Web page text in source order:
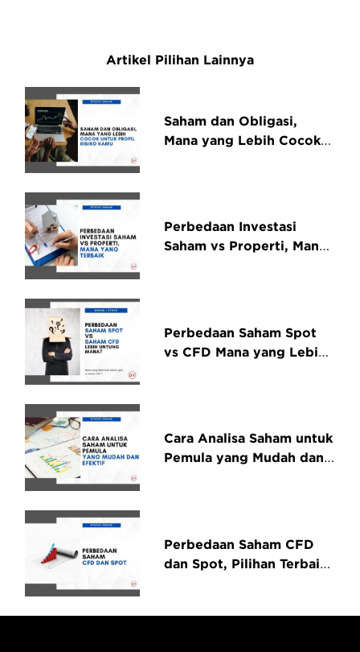
Artikel Pilihan Lainnya
Saham dan Obligasi,
Mana yang Lebih Cocok
Perbedaan Investasi
Saham vs Properti, Mana
Perbedaan Saham Spot
vs CFD Mana yang Lebih
Cara Analisa Saham untuk
Pemula yang Mudah dan
Perbedaan Saham CFD
dan Spot, Pilihan Terbaik